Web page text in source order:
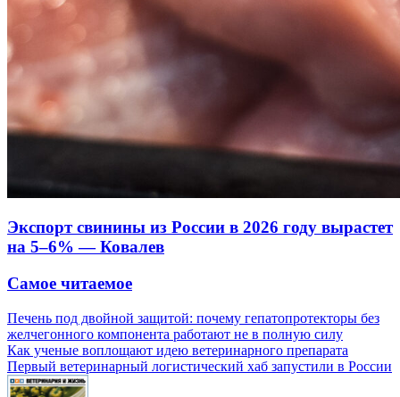
Экспорт свинины из России в 2026 году вырастет
на 5–6% — Ковалев
Самое читаемое
Печень под двойной защитой: почему гепатопротекторы без
желчегонного компонента работают не в полную силу
Как ученые воплощают идею ветеринарного препарата
Первый ветеринарный логистический хаб запустили в России